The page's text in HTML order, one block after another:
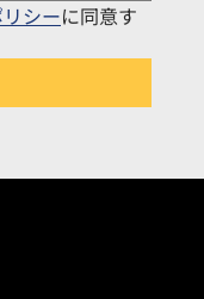
シーに同意す